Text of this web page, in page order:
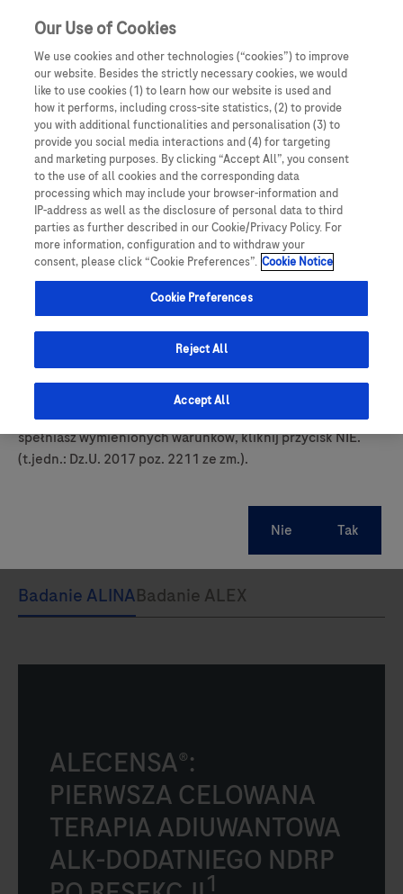
Oświadczam, że jestem lekarzem medycyny, farmaceutą
lub osobą prowadzącą obrót produktami leczniczymi.
Podmiotem odpowiedzialnym za treści zamieszczone na
portalu internetowym dlalekarzy.roche.pl jest spółka
Roche Polska Sp. z o.o. z siedzibą w Warszawie, ul.
Domaniewska 28, 02-672, KRS: 0000118292. UWAGA!
Portal ten zawiera treści będące reklamą produktów
leczniczych wydawanych jedynie na podstawie recepty w
rozumieniu ustawy z dnia 6 września 2001 roku Prawo
farmaceutyczne (t. jedn.: Dz.U. 2008, Nr 45, poz 271 z późn.
zm.) („Prawo farmaceutyczne”). Zasoby portalu
internetowego dlalekarzy.roche.pl są dostępne jedynie
dla osób uprawnionych do wystawiania recept lub osób
prowadzących obrót produktami leczniczymi. Jeśli nie
spełniasz wymienionych warunków, kliknij przycisk NIE.
(t.jedn.: Dz.U. 2017 poz. 2211 ze zm.).
Alecensa (alektynib)
ALECENSA®:
PIERWSZA CELOWANA
TERAPIA ADIUWANTOWA
ALK-DODATNIEGO NDRP
1
Our Use of Cookies
We use cookies and other technologies (“cookies”) to improve
our website. Besides the strictly necessary cookies, we would
like to use cookies (1) to learn how our website is used and
how it performs, including cross-site statistics, (2) to provide
you with additional functionalities and personalisation (3) to
provide you social media interactions and (4) for targeting
and marketing purposes. By clicking “Accept All”, you consent
to the use of all cookies and the corresponding data
processing which may include your browser-information and
IP-address as well as the disclosure of personal data to third
parties as further described in our Cookie/Privacy Policy. For
more information, configuration and to withdraw your
consent, please click “Cookie Preferences”. Cookie Notice
Cookie Preferences
Reject All
Accept All